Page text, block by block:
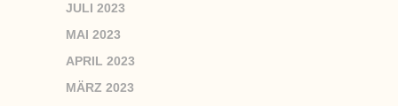
JULI 2023
MAI 2023
APRIL 2023
MÄRZ 2023